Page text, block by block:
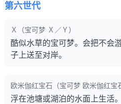
第六世代
Ｘ（宝可梦 Ｘ／Ｙ）
酷似水草的宝可梦。会把不会
子上送至对岸。
欧米伽红宝石（宝可梦 欧米伽红宝
浮在池塘或湖泊的水面上生活